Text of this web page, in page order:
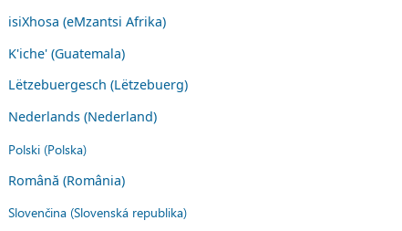
isiXhosa (eMzantsi Afrika)
K'iche' (Guatemala)
Lëtzebuergesch (Lëtzebuerg)
Nederlands (Nederland)
Polski (Polska)
Română (România)
Slovenčina (Slovenská republika)